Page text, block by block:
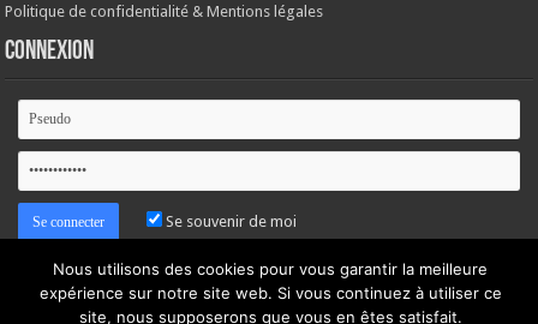
Politique de confidentialité & Mentions légales
Connexion
Se souvenir de moi
Mot de passe oublié ?
Nous utilisons des cookies pour vous garantir la meilleure
expérience sur notre site web. Si vous continuez à utiliser ce
site, nous supposerons que vous en êtes satisfait.